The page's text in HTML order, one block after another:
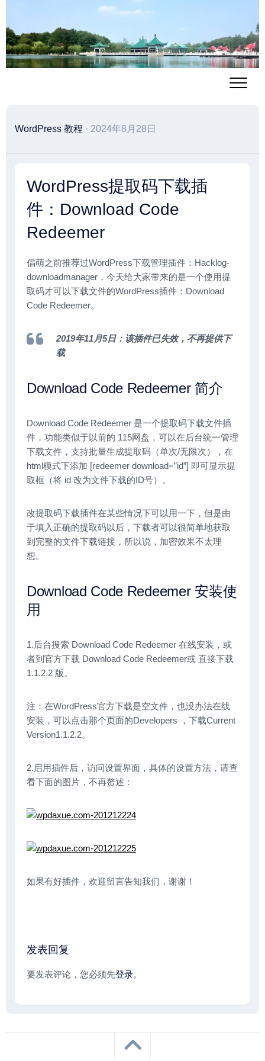
内
容
WordPress 教程 · 2024年8月28日
WordPress提取码下载插
件：Download Code
Redeemer
倡萌之前推荐过WordPress下载管理插件：Hacklog-
downloadmanager，今天给大家带来的是一个使用提
取码才可以下载文件的WordPress插件：Download
Code Redeemer。
2019年11月5日：该插件已失效，不再提供下
载
Download Code Redeemer 简介
Download Code Redeemer 是一个提取码下载文件插
件，功能类似于以前的 115网盘，可以在后台统一管理
下载文件，支持批量生成提取码（单次/无限次），在
html模式下添加 [redeemer download=”id”] 即可显示提
取框（将 id 改为文件下载的ID号）。
改提取码下载插件在某些情况下可以用一下，但是由
于填入正确的提取码以后，下载者可以很简单地获取
到完整的文件下载链接，所以说，加密效果不太理
想。
Download Code Redeemer 安装使
用
1.后台搜索 Download Code Redeemer 在线安装，或
者到官方下载 Download Code Redeemer或 直接下载
1.1.2.2 版。
注：在WordPress官方下载是空文件，也没办法在线
安装，可以点击那个页面的Developers ，下载Current
Version1.1.2.2。
2.启用插件后，访问设置界面，具体的设置方法，请查
看下面的图片，不再赘述：
如果有好插件，欢迎留言告知我们，谢谢！
发表回复
要发表评论，您必须先登录。